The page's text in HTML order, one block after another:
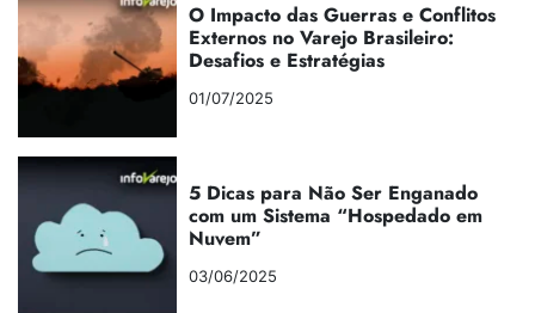
O Impacto das Guerras e Conflitos
Externos no Varejo Brasileiro:
Desafios e Estratégias
01/07/2025
5 Dicas para Não Ser Enganado
com um Sistema “Hospedado em
Nuvem”
03/06/2025